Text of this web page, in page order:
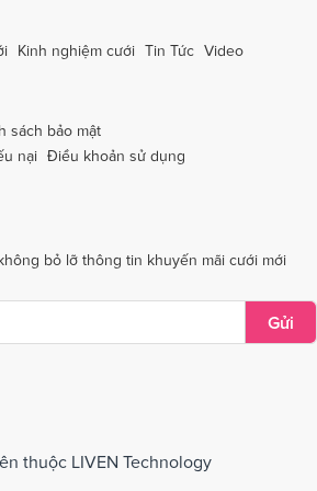
Dịch vụ cưới tại Thanh Hóa
- Huế
Dịch vụ cưới tại Trà Vinh
Dịch vụ cưới tại Vĩnh Long
TàuDịch vụ cưới tại Bắc Giang
Kinh nghiệm cưới Tin Tức Video
sách bảo mật
nại Điều khoản sử dụng
bỏ lỡ thông tin khuyến mãi cưới mới
Gửi
thuộc LIVEN Technology